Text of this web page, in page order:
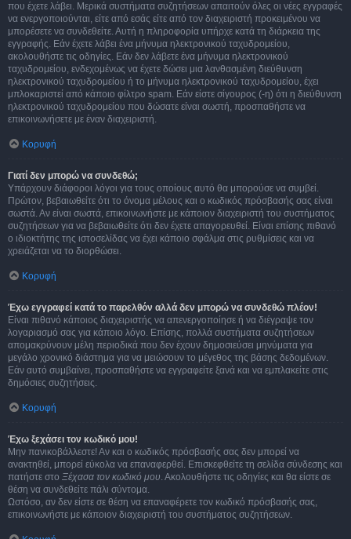
που έχετε λάβει. Μερικά συστήματα συζητήσεων απαιτούν όλες οι νέες εγγραφές
να ενεργοποιούνται, είτε από εσάς είτε από τον διαχειριστή προκειμένου να
μπορέσετε να συνδεθείτε. Αυτή η πληροφορία υπήρχε κατά τη διάρκεια της
εγγραφής. Εάν έχετε λάβει ένα μήνυμα ηλεκτρονικού ταχυδρομείου,
ακολουθήστε τις οδηγίες. Εάν δεν λάβετε ένα μήνυμα ηλεκτρονικού
ταχυδρομείου, ενδεχομένως να έχετε δώσει μια λανθασμένη διεύθυνση
ηλεκτρονικού ταχυδρομείου ή το μήνυμα ηλεκτρονικού ταχυδρομείου, έχει
μπλοκαριστεί από κάποιο φίλτρο spam. Εάν είστε σίγουρος (-η) ότι η διεύθυνση
ηλεκτρονικού ταχυδρομείου που δώσατε είναι σωστή, προσπαθήστε να
επικοινωνήσετε με έναν διαχειριστή.
Κορυφή
Γιατί δεν μπορώ να συνδεθώ;
Υπάρχουν διάφοροι λόγοι για τους οποίους αυτό θα μπορούσε να συμβεί.
Πρώτον, βεβαιωθείτε ότι το όνομα μέλους και ο κωδικός πρόσβασής σας είναι
σωστά. Αν είναι σωστά, επικοινωνήστε με κάποιον διαχειριστή του συστήματος
συζητήσεων για να βεβαιωθείτε ότι δεν έχετε απαγορευθεί. Είναι επίσης πιθανό
ο ιδιοκτήτης της ιστοσελίδας να έχει κάποιο σφάλμα στις ρυθμίσεις και να
χρειάζεται να το διορθώσει.
Κορυφή
Έχω εγγραφεί κατά το παρελθόν αλλά δεν μπορώ να συνδεθώ πλέον!
Είναι πιθανό κάποιος διαχειριστής να απενεργοποίησε ή να διέγραψε τον
λογαριασμό σας για κάποιο λόγο. Επίσης, πολλά συστήματα συζητήσεων
απομακρύνουν μέλη περιοδικά που δεν έχουν δημοσιεύσει μηνύματα για
μεγάλο χρονικό διάστημα για να μειώσουν το μέγεθος της βάσης δεδομένων.
Εάν αυτό συμβαίνει, προσπαθήστε να εγγραφείτε ξανά και να εμπλακείτε στις
δημόσιες συζητήσεις.
Κορυφή
Έχω ξεχάσει τον κωδικό μου!
Μην πανικοβάλλεστε! Αν και ο κωδικός πρόσβασής σας δεν μπορεί να
ανακτηθεί, μπορεί εύκολα να επαναφερθεί. Επισκεφθείτε τη σελίδα σύνδεσης και
πατήστε στο Ξέχασα τον κωδικό μου. Ακολουθήστε τις οδηγίες και θα είστε σε
θέση να συνδεθείτε πάλι σύντομα.
Ωστόσο, αν δεν είστε σε θέση να επαναφέρετε τον κωδικό πρόσβασής σας,
επικοινωνήστε με κάποιον διαχειριστή του συστήματος συζητήσεων.